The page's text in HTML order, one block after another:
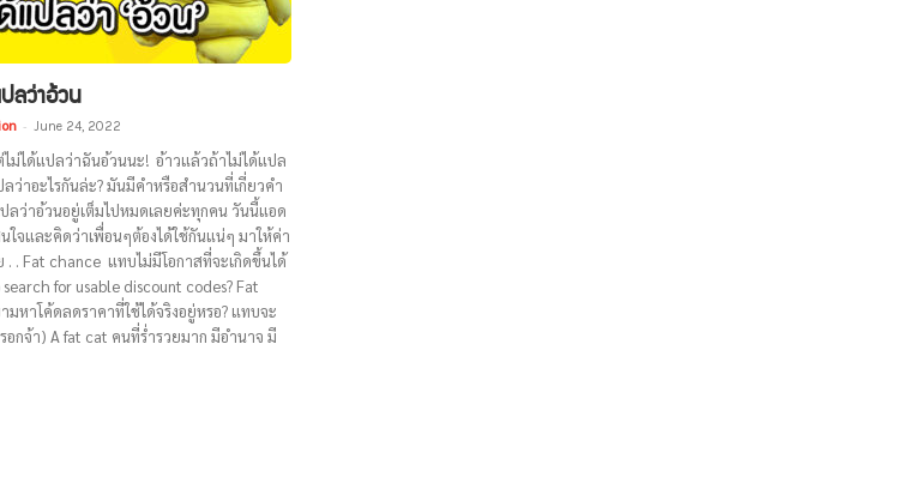
ลว่าอ้วน
- June 24, 2022
ม่ได้แปลว่าฉันอ้วนนะ! อ้าวแล้วถ้าไม่ได้แปล
ว่าอะไรกันล่ะ? มันมีคำหรือสำนวนที่เกี่ยวคำ
ลว่าอ้วนอยู่เต็มไปหมดเลยค่ะทุกคน วันนี้แอด
ใจและคิดว่าเพื่อนๆต้องได้ใช้กันแน่ๆ มาให้ค่า
. . Fat chance แทบไม่มีโอกาสที่จะเกิดขึ้นได้
for usable discount codes? Fat
มหาโค้ดลดราคาที่ใช้ได้จริงอยู่หรอ? แทบจะ
อกจ้า) A fat cat คนที่ร่ำรวยมาก มีอำนาจ มี